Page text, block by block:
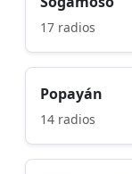
17 radios
Popayán
14 radios